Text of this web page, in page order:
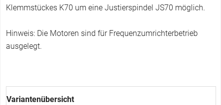
Klemmstückes K70 um eine Justierspindel JS70 möglich.
Hinweis: Die Motoren sind für Frequenzumrichterbetrieb
ausgelegt.
Variantenübersicht